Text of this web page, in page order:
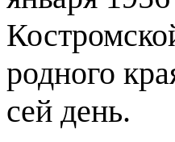
родного
сей день.